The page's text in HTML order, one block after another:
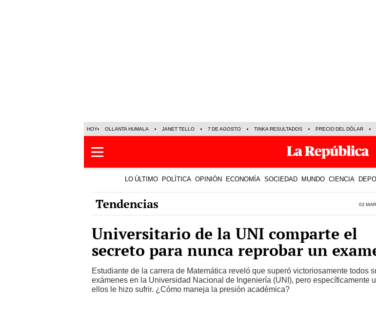
HOY OLLANTA HUMALA JANET TELLO 7 DE AGOSTO TINKA RESULTADOS PRECIO DEL DÓLAR
LO ÚLTIMO POLÍTICA OPINIÓN ECONOMÍA SOCIEDAD MUNDO CIENCIA
Tendencias 02
Universitario de la UNI comparte el
secreto para nunca reprobar un
Estudiante de la carrera de Matemática reveló que superó victoriosamente todos
exámenes en la Universidad Nacional de Ingeniería (UNI), pero específicamente
ellos le hizo sufrir. ¿Cómo maneja la presión académica?